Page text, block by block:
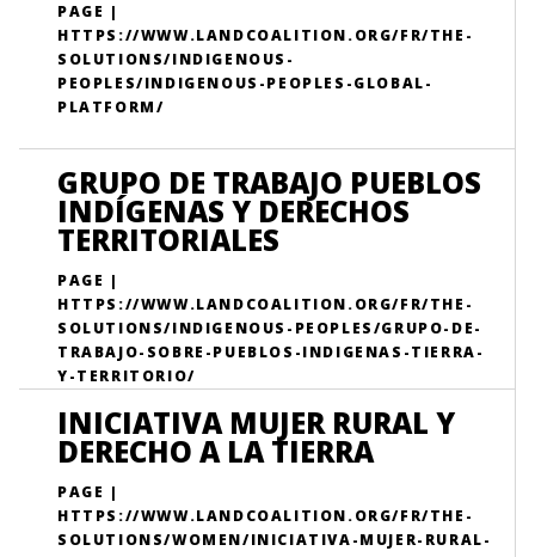
PAGE |
HTTPS://WWW.LANDCOALITION.ORG/FR/THE-
SOLUTIONS/INDIGENOUS-
PEOPLES/INDIGENOUS-PEOPLES-GLOBAL-
PLATFORM/
GRUPO DE TRABAJO PUEBLOS
INDÍGENAS Y DERECHOS
TERRITORIALES
PAGE |
HTTPS://WWW.LANDCOALITION.ORG/FR/THE-
SOLUTIONS/INDIGENOUS-PEOPLES/GRUPO-DE-
TRABAJO-SOBRE-PUEBLOS-INDIGENAS-TIERRA-
Y-TERRITORIO/
INICIATIVA MUJER RURAL Y
DERECHO A LA TIERRA
PAGE |
HTTPS://WWW.LANDCOALITION.ORG/FR/THE-
SOLUTIONS/WOMEN/INICIATIVA-MUJER-RURAL-